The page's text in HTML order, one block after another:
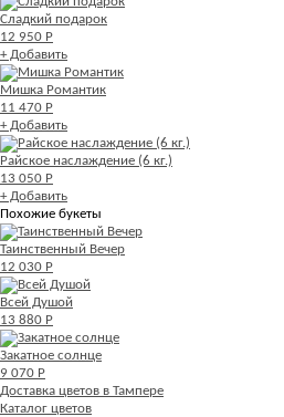
Сладкий подарок
12 950 Р
+ Добавить
Мишка Романтик
11 470 Р
+ Добавить
Райское наслаждение (6 кг.)
13 050 Р
+ Добавить
Похожие букеты
Таинственный Вечер
12 030 Р
Всей Душой
13 880 Р
Закатное солнце
9 070 Р
Доставка цветов в Тампере
Каталог цветов